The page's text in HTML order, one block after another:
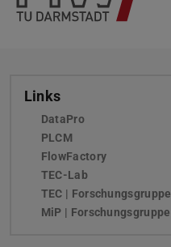
Links
DataPro
PLCM
FlowFactory
TEC-Lab
TEC | Forschungsgruppe
MiP | Forschungsgruppe